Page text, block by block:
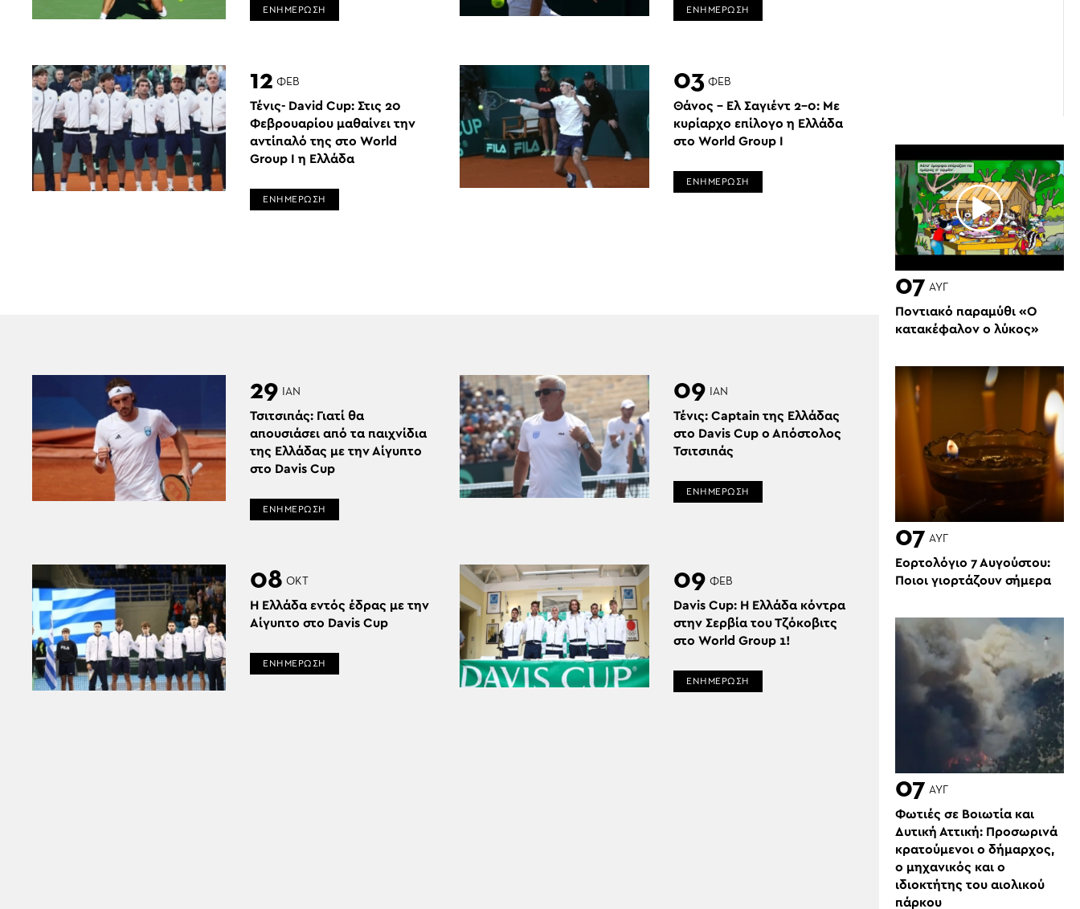
ΕΝΗΜΕΡΩΣΗ ΕΝΗΜΕΡΩΣΗ
12 ΦΕΒ
Τένις- David Cup: Στις 20
Φεβρουαρίου μαθαίνει την
αντίπαλό της στο World
Group I η Ελλάδα
ΕΝΗΜΕΡΩΣΗ
03 ΦΕΒ
Θάνος – Ελ Σαγιέντ 2-0: Με
κυρίαρχο επίλογο η Ελλάδα
στο World Group I
ΕΝΗΜΕΡΩΣΗ
29 ΙΑΝ
Τσιτσιπάς: Γιατί θα
απουσιάσει από τα παιχνίδια
της Ελλάδας με την Αίγυπτο
στο Davis Cup
ΕΝΗΜΕΡΩΣΗ
09 ΙΑΝ
Τένις: Captain της Ελλάδας
στο Davis Cup ο Απόστολος
Τσιτσιπάς
ΕΝΗΜΕΡΩΣΗ
08 ΟΚΤ
H Ελλάδα εντός έδρας με την
Αίγυπτο στο Davis Cup
ΕΝΗΜΕΡΩΣΗ
09 ΦΕΒ
Davis Cup: Η Ελλάδα κόντρα
στην Σερβία του Τζόκοβιτς
στο World Group 1!
ΕΝΗΜΕΡΩΣΗ
07 ΑΥΓ
Ποντιακό παραμύθι «Ο
κατακέφαλον ο λύκος»
07 ΑΥΓ
Εορτολόγιο 7 Αυγούστου:
Ποιοι γιορτάζουν σήμερα
07 ΑΥΓ
Φωτιές σε Βοιωτία και
Δυτική Αττική: Προσωρινά
κρατούμενοι ο δήμαρχος,
ο μηχανικός και ο
ιδιοκτήτης του αιολικού
πάρκου